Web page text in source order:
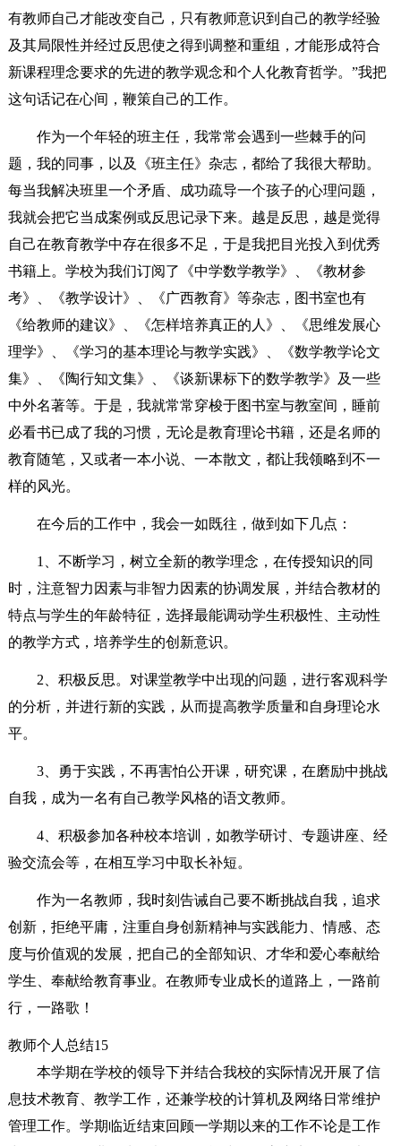
有教师自己才能改变自己，只有教师意识到自己的教学经验
及其局限性并经过反思使之得到调整和重组，才能形成符合
新课程理念要求的先进的教学观念和个人化教育哲学。”我把
这句话记在心间，鞭策自己的工作。
作为一个年轻的班主任，我常常会遇到一些棘手的问
题，我的同事，以及《班主任》杂志，都给了我很大帮助。
每当我解决班里一个矛盾、成功疏导一个孩子的心理问题，
我就会把它当成案例或反思记录下来。越是反思，越是觉得
自己在教育教学中存在很多不足，于是我把目光投入到优秀
书籍上。学校为我们订阅了《中学数学教学》、《教材参
考》、《教学设计》、《广西教育》等杂志，图书室也有
《给教师的建议》、《怎样培养真正的人》、《思维发展心
理学》、《学习的基本理论与教学实践》、《数学教学论文
集》、《陶行知文集》、《谈新课标下的数学教学》及一些
中外名著等。于是，我就常常穿梭于图书室与教室间，睡前
必看书已成了我的习惯，无论是教育理论书籍，还是名师的
教育随笔，又或者一本小说、一本散文，都让我领略到不一
样的风光。
在今后的工作中，我会一如既往，做到如下几点：
1、不断学习，树立全新的教学理念，在传授知识的同
时，注意智力因素与非智力因素的协调发展，并结合教材的
特点与学生的年龄特征，选择最能调动学生积极性、主动性
的教学方式，培养学生的创新意识。
2、积极反思。对课堂教学中出现的问题，进行客观科学
的分析，并进行新的实践，从而提高教学质量和自身理论水
平。
3、勇于实践，不再害怕公开课，研究课，在磨励中挑战
自我，成为一名有自己教学风格的语文教师。
4、积极参加各种校本培训，如教学研讨、专题讲座、经
验交流会等，在相互学习中取长补短。
作为一名教师，我时刻告诫自己要不断挑战自我，追求
创新，拒绝平庸，注重自身创新精神与实践能力、情感、态
度与价值观的发展，把自己的全部知识、才华和爱心奉献给
学生、奉献给教育事业。在教师专业成长的道路上，一路前
行，一路歌！
教师个人总结15
本学期在学校的领导下并结合我校的实际情况开展了信
息技术教育、教学工作，还兼学校的计算机及网络日常维护
管理工作。学期临近结束回顾一学期以来的工作不论是工作